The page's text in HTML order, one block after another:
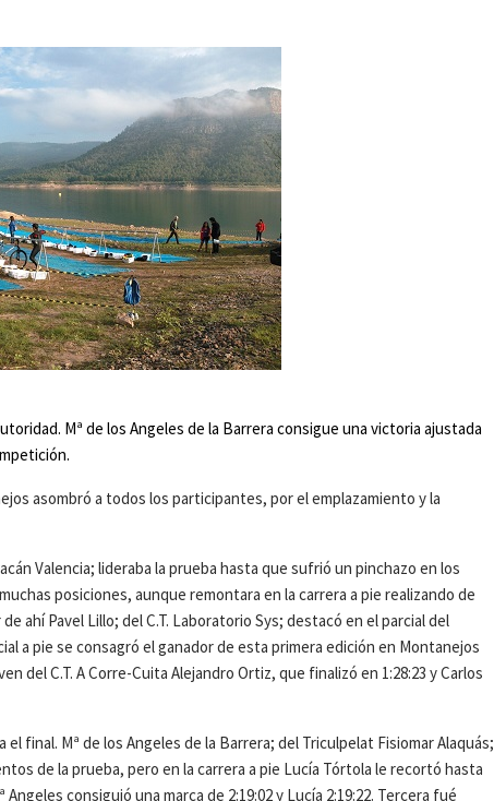
Mª de los Angeles de la Barrera consigue una victoria ajustada
asombró a todos los participantes, por el emplazamiento y la
Valencia; lideraba la prueba hasta que sufrió un pinchazo en los
posiciones, aunque remontara en la carrera a pie realizando de
ahí Pavel Lillo; del C.T. Laboratorio Sys; destacó en el parcial del
a pie se consagró el ganador de esta primera edición en Montanejos
del C.T. A Corre-Cuita Alejandro Ortiz, que finalizó en 1:28:23 y Carlos
final. Mª de los Angeles de la Barrera; del Triculpelat Fisiomar Alaquás;
de la prueba, pero en la carrera a pie Lucía Tórtola le recortó hasta
consiguió una marca de 2:19:02 y Lucía 2:19:22. Tercera fué